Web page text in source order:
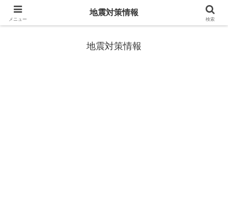
地震や災害時に役立つ情報
地震対策情報
メニュー
地震対策情報
検索